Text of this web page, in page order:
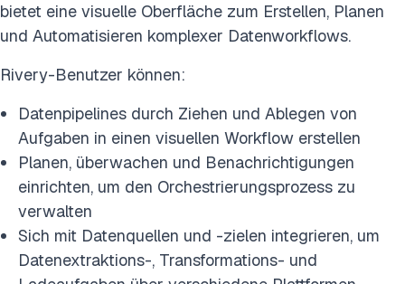
bietet eine visuelle Oberfläche zum Erstellen, Planen
und Automatisieren komplexer Datenworkflows.
Rivery-Benutzer können:
Datenpipelines durch Ziehen und Ablegen von
Aufgaben in einen visuellen Workflow erstellen
Planen, überwachen und Benachrichtigungen
einrichten, um den Orchestrierungsprozess zu
verwalten
Sich mit Datenquellen und -zielen integrieren, um
Datenextraktions-, Transformations- und